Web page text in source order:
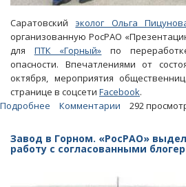
Саратовский эколог Ольга
организованную РосРАО
для ПТК «Горный» по
опасности. Впечатлениями от
октября, мероприятия
странице в соцсети Facebook.
Подробнее
заявила
о
Комментарии 292
Завод в Горном. «РосРАО»
работу с согласованными